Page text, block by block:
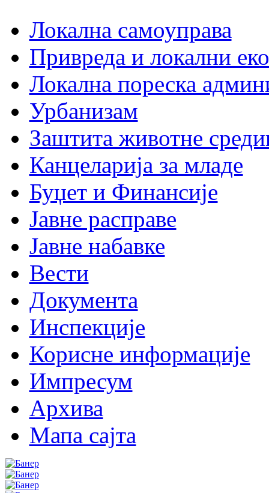
Локална самоуправа
Привреда и локални
Локална пореска
Урбанизам
Заштита животне
Канцеларија за младе
Буџет и Финансије
Јавне расправе
Јавне набавке
Вести
Документа
Инспекције
Корисне информације
Импресум
Архива
Мапа сајта